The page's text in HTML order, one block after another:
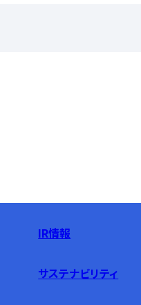
IR情報
サステナビリティ